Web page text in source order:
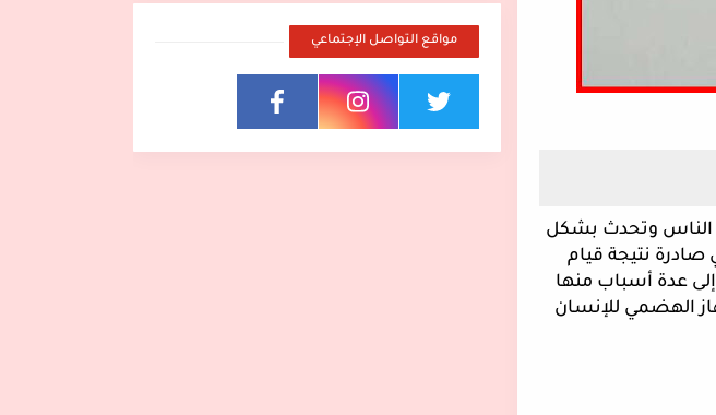
مواقع التواصل الإجتماعي